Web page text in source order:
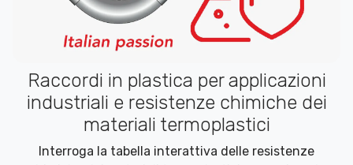
Raccordi in plastica per applicazioni
industriali e resistenze chimiche dei
materiali termoplastici
Interroga la tabella interattiva delle resistenze